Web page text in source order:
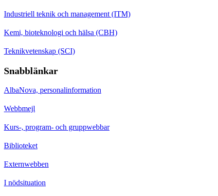
Industriell teknik och management (ITM)
Kemi, bioteknologi och hälsa (CBH)
Teknikvetenskap (SCI)
Snabblänkar
AlbaNova, personalinformation
Webbmejl
Kurs-, program- och gruppwebbar
Biblioteket
Externwebben
I nödsituation